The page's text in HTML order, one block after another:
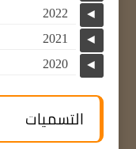
◄
2022
◄
2021
◄
2020
التسميات